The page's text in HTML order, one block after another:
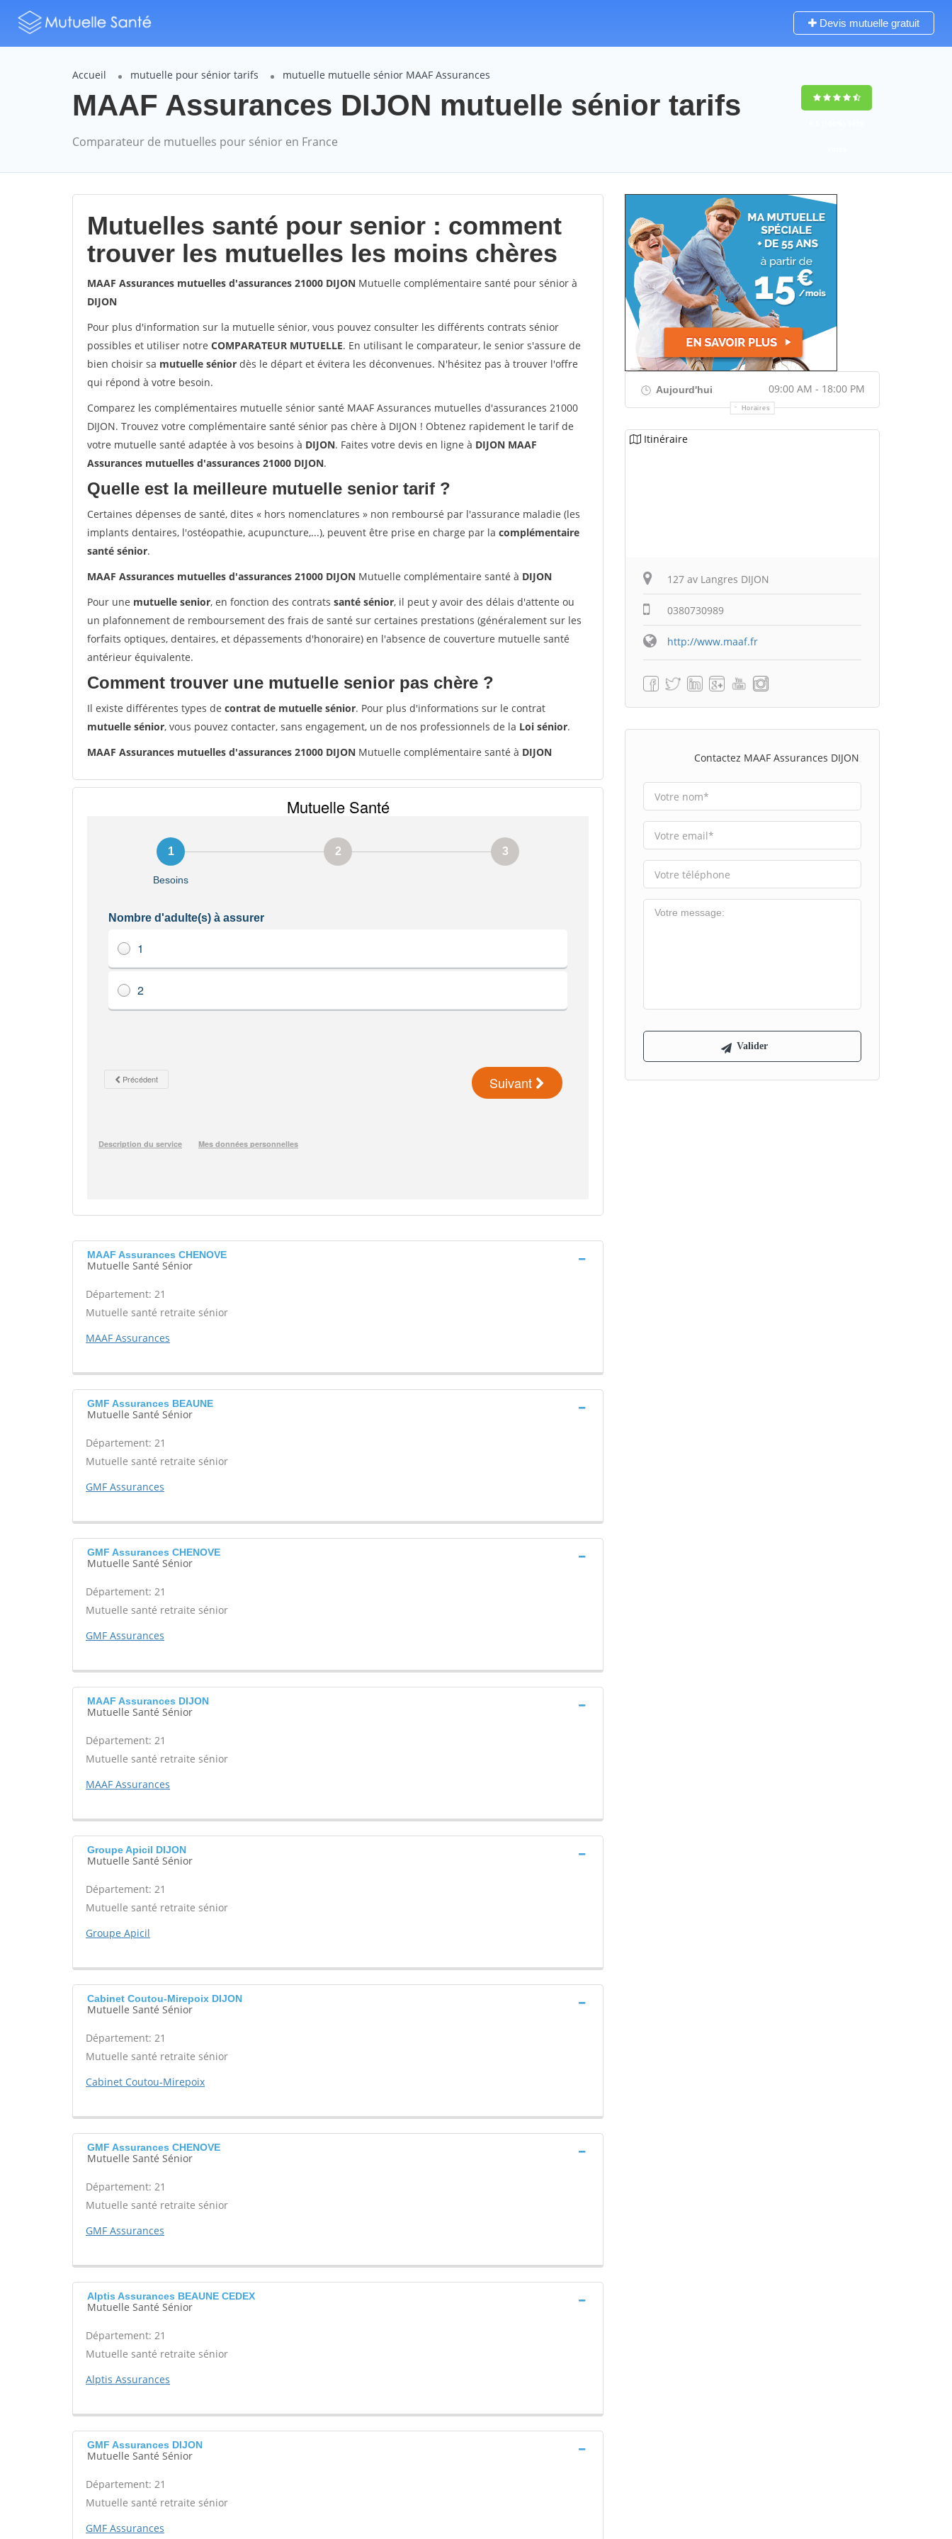
Devis mutuelle gratuit
Accueil mutuelle pour sénior tarifs mutuelle mutuelle sénior MAAF Assurances
MAAF Assurances DIJON mutuelle sénior tarifs
Comparateur de mutuelles pour sénior en France
Mutuelles santé pour senior : comment
trouver les mutuelles les moins chères
MAAF Assurances mutuelles d'assurances 21000 DIJON Mutuelle complémentaire santé pour sénior à
DIJON
Pour plus d'information sur la mutuelle sénior, vous pouvez consulter les différents contrats sénior
possibles et utiliser notre COMPARATEUR MUTUELLE. En utilisant le comparateur, le senior s'assure de
bien choisir sa mutuelle sénior dès le départ et évitera les déconvenues. N'hésitez pas à trouver l'offre
qui répond à votre besoin.
Comparez les complémentaires mutuelle sénior santé MAAF Assurances mutuelles d'assurances 21000
DIJON. Trouvez votre complémentaire santé sénior pas chère à DIJON ! Obtenez rapidement le tarif de
votre mutuelle santé adaptée à vos besoins à DIJON. Faites votre devis en ligne à DIJON MAAF
Assurances mutuelles d'assurances 21000 DIJON.
Quelle est la meilleure mutuelle senior tarif ?
Certaines dépenses de santé, dites « hors nomenclatures » non remboursé par l'assurance maladie (les
implants dentaires, l'ostéopathie, acupuncture,...), peuvent être prise en charge par la complémentaire
santé sénior.
MAAF Assurances mutuelles d'assurances 21000 DIJON Mutuelle complémentaire santé à DIJON
Pour une mutuelle senior, en fonction des contrats santé sénior, il peut y avoir des délais d'attente ou
un plafonnement de remboursement des frais de santé sur certaines prestations (généralement sur les
forfaits optiques, dentaires, et dépassements d'honoraire) en l'absence de couverture mutuelle santé
antérieur équivalente.
Comment trouver une mutuelle senior pas chère ?
Il existe différentes types de contrat de mutuelle sénior. Pour plus d'informations sur le contrat
mutuelle sénior, vous pouvez contacter, sans engagement, un de nos professionnels de la Loi sénior.
MAAF Assurances mutuelles d'assurances 21000 DIJON Mutuelle complémentaire santé à DIJON
MAAF Assurances CHENOVE
Mutuelle Santé Sénior
Département: 21
Mutuelle santé retraite sénior
MAAF Assurances
GMF Assurances BEAUNE
Mutuelle Santé Sénior
Département: 21
Mutuelle santé retraite sénior
GMF Assurances
GMF Assurances CHENOVE
Mutuelle Santé Sénior
Département: 21
Mutuelle santé retraite sénior
GMF Assurances
MAAF Assurances DIJON
Mutuelle Santé Sénior
Département: 21
Mutuelle santé retraite sénior
MAAF Assurances
Groupe Apicil DIJON
Mutuelle Santé Sénior
Département: 21
Mutuelle santé retraite sénior
Groupe Apicil
Cabinet Coutou-Mirepoix DIJON
Mutuelle Santé Sénior
Département: 21
Mutuelle santé retraite sénior
Cabinet Coutou-Mirepoix
GMF Assurances CHENOVE
Mutuelle Santé Sénior
Département: 21
Mutuelle santé retraite sénior
GMF Assurances
Alptis Assurances BEAUNE CEDEX
Mutuelle Santé Sénior
Département: 21
Mutuelle santé retraite sénior
Alptis Assurances
GMF Assurances DIJON
Mutuelle Santé Sénior
Département: 21
Mutuelle santé retraite sénior
GMF Assurances
Aujourd'hui 09:00 AM - 18:00 PM
Horaires
Itinéraire
127 av Langres DIJON
0380730989
http://www.maaf.fr
Contactez MAAF Assurances DIJON